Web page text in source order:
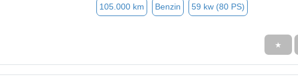
105.000 km Benzin 59 kw (80 PS)
★